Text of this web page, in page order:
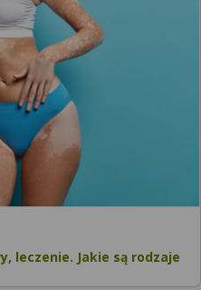
leczenie. Jakie są rodzaje